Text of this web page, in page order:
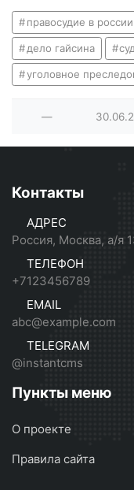
правосудие в россии
дело гайсина
уголовное
—
Контакты
АДРЕС
Россия, Москва, а/я
ТЕЛЕФОН
+7123456789
EMAIL
abc@example.com
TELEGRAM
@instantcms
Пункты меню
О проекте
Правила сайта